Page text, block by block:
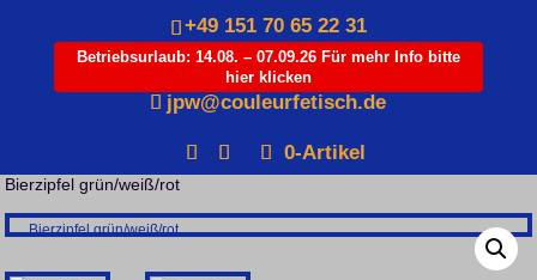
+49 151 70 65 22 31
Betriebsurlaub: 14.08. – 07.09.26 Für mehr Info bitte
hier klicken
jpw@couleurfetisch.de
0-Artikel
Products
Studentika/ Kategorie: Zipfel (Studentika)
Bierzipfel grün/weiß/rot